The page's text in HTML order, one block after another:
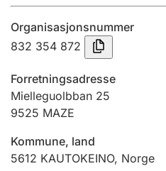
Tinglysing
Jeger
Betaling og jegeravgiftskort
Ektepaktveileder
Organisasjonsnummer
832 354 872
Forretningsadresse
Mielleguolbban 25
9525 MAZE
Kommune, land
5612 KAUTOKEINO, Norge